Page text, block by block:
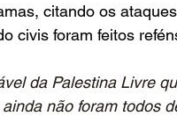
citando os
civis foram feitos
da Palestina Livre
não foram todos